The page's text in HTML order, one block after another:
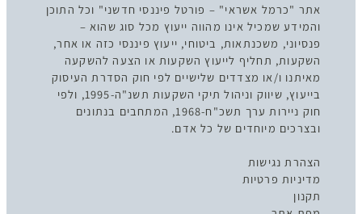
אתר "כרמל אשראי" – פורטל פיננסי חדשני" וכל התוכן
והמידע שמכיל אינו מהווה ייעוץ מכל סוג שהוא –
פנסיוני, משכנתאות, ביטוחי, ייעוץ פיננסי כזה או אחר,
השקעות, תחליף לייעוץ השקעות או הצעה להשקעה
מאיתנו ו/או מצדדים שלישיים לפי חוק הסדרת העיסוק
בייעוץ, שיווק וניהול תיקי השקעות תשנ"ה-1995, ולפי
חוק ניירות ערך תשכ"ח-1968, המתחבים בנתונים
ובצרכים מיוחדים של כל אדם.
הצהרת נגישות
מדיניות פרטיות
תקנון